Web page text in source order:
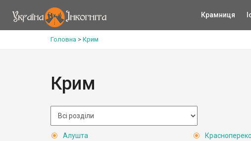
Крамниця
Головна > Крим
Крим
Алушта